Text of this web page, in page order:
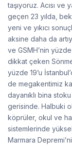
taşıyoruz. Acısı ve
geçen 23 yılda,
yeni ve yıkıcı
aksine daha da
ve GSMH’nin
dikkat çeken
yüzde 19’u
de megakentimiz
dayanıklı bina
gerisinde. Halbuki
köprüler, okul ve
sistemlerinde
Marmara